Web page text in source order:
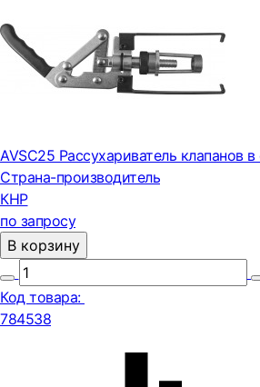
AVSC25 Рассухариватель клапанов
Страна-производитель
КНР
по запросу
В корзину
Код товара:
784538